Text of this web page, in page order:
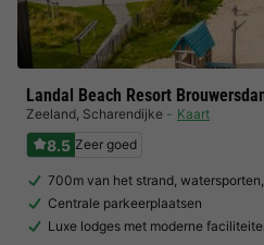
Landal Beach Resort
Zeeland, Scharendijke Kaart
8.5 Zeer goed
700m van het strand,
Centrale parkeerplaatsen
Luxe lodges met moderne